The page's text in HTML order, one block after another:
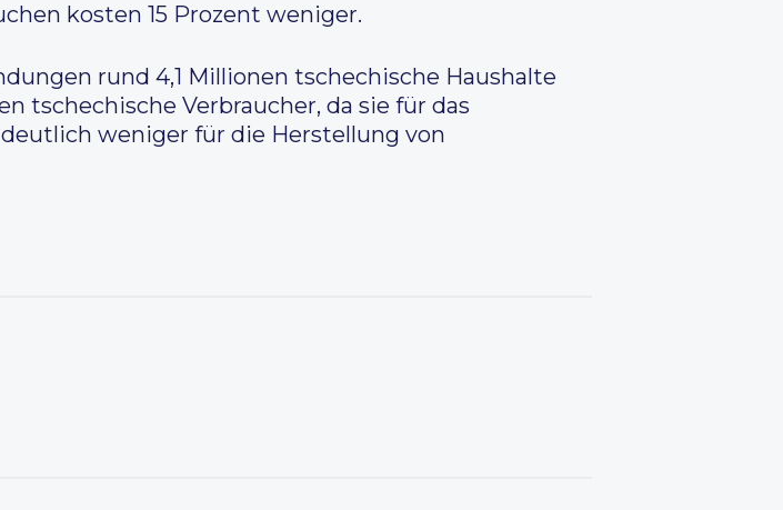
kosten 15 Prozent weniger.
rund 4,1 Millionen tschechische Haushalte
tschechische Verbraucher, da sie für das
weniger für die Herstellung von